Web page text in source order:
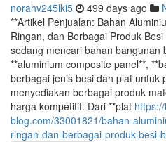
norahv245lki5 499 days ago
**Artikel Penjualan: Bahan
Ringan, dan Berbagai Produk
sedang mencari bahan bangunan
**aluminium composite panel**,
berbagai jenis besi dan plat untuk
menyediakan berbagai produk
harga kompetitif. Dari **plat
blog.com/33001821/bahan-
ringan-dan-berbagai-produk-besi-